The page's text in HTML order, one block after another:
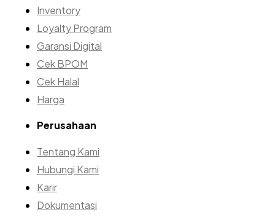
Inventory
Loyalty Program
Garansi Digital
Cek BPOM
Cek Halal
Harga
Perusahaan
Tentang Kami
Hubungi Kami
Karir
Dokumentasi